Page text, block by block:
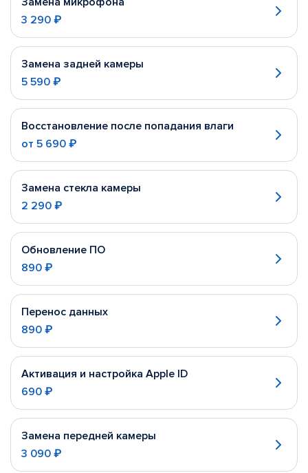
3 290 ₽
Замена задней камеры
5 590 ₽
Восстановление после попадания влаги
от 5 690 ₽
Замена стекла камеры
2 290 ₽
Обновление ПО
890 ₽
Перенос данных
890 ₽
Активация и настройка Apple ID
690 ₽
Замена передней камеры
3 090 ₽